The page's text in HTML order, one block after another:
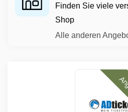
Finden Sie viele
Shop
Alle anderen